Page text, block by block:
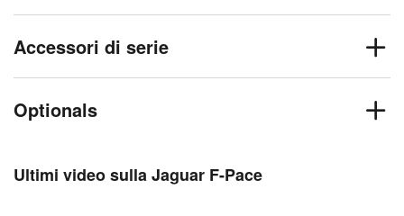
Accessori di serie
Optionals
Ultimi video sulla Jaguar F-Pace